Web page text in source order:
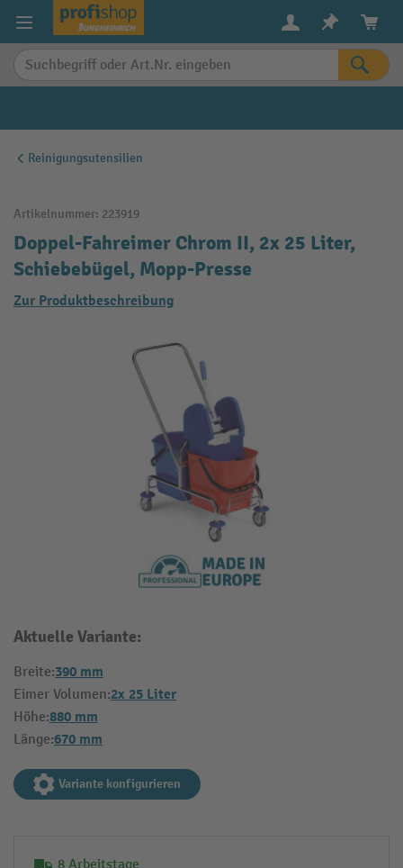
springen
Reinigungsutensilien
Artikelnummer: 223919
Doppel-Fahreimer Chrom II, 2x 25 Liter,
Schiebebügel, Mopp-Presse
Zur Produktbeschreibung
Aktuelle Variante:
Breite:390 mm
Eimer Volumen:2x 25 Liter
Höhe:880 mm
Länge:670 mm
Variante konfigurieren